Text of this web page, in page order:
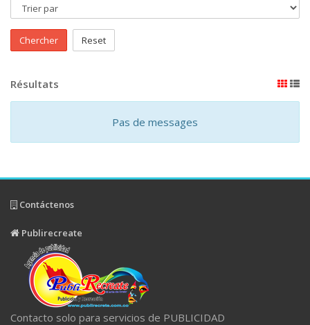
Chercher Reset
Résultats
Pas de messages
Contáctenos
Publirecreate
Contacto solo para servicios de PUBLICIDAD